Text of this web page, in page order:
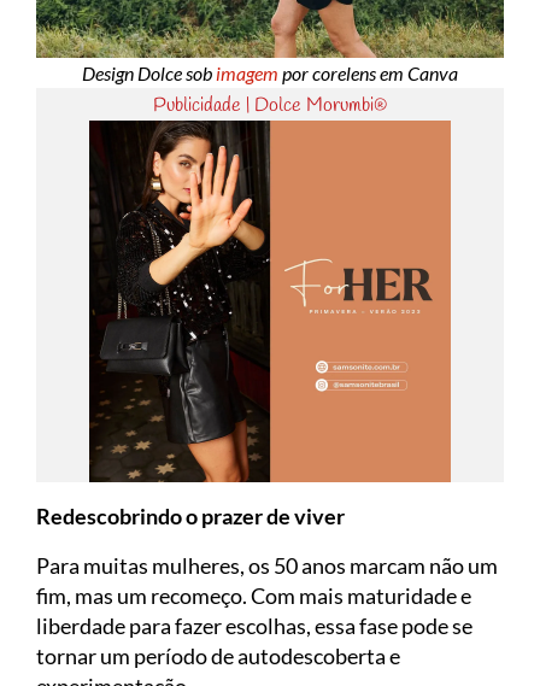
Design Dolce sob imagem por corelens em Canva
Publicidade | Dolce Morumbi®
Redescobrindo o prazer de viver
Para muitas mulheres, os 50 anos marcam não um
fim, mas um recomeço. Com mais maturidade e
liberdade para fazer escolhas, essa fase pode se
tornar um período de autodescoberta e